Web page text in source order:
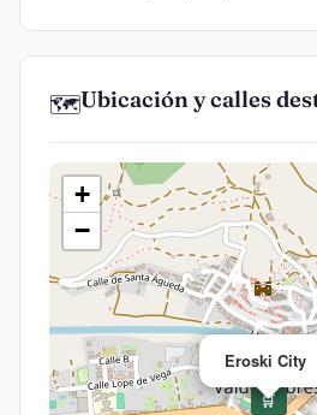
🗺️Ubicación y calles
🛒
Eroski City
+
−